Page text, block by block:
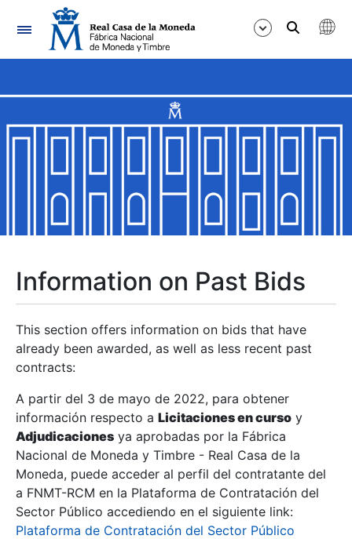
Navigation
Show/Hide
Show/Hide
Show/Hide
Show/Hide
Show/Hide
Information on Past Bids
This section offers information on bids that have
already been awarded, as well as less recent past
contracts:
A partir del 3 de mayo de 2022, para obtener
información respecto a Licitaciones en curso y
Adjudicaciones ya aprobadas por la Fábrica
Nacional de Moneda y Timbre - Real Casa de la
Moneda, puede acceder al perfil del contratante del
a FNMT-RCM en la Plataforma de Contratación del
Sector Público accediendo en el siguiente link:
Plataforma de Contratación del Sector Público